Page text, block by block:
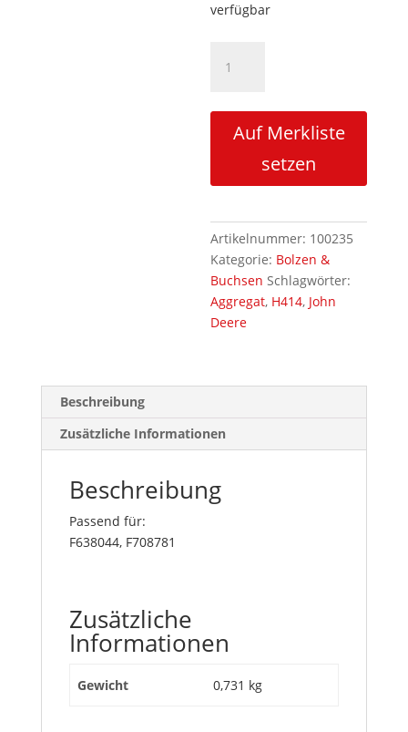
verfügbar
Walzenarmzylinder
H414
MengeAuf Merkliste
setzen
Artikelnummer: 100235
Kategorie: Bolzen &
Buchsen Schlagwörter:
Aggregat, H414, John
Deere
Beschreibung
Zusätzliche Informationen
Beschreibung
Passend für:
F638044, F708781
Zusätzliche
Informationen
Gewicht 0,731 kg